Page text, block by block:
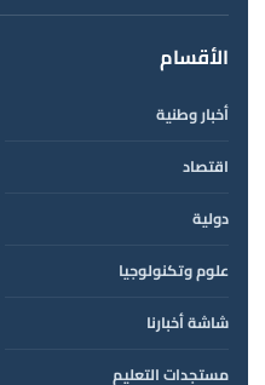
الأقسام
أخبار وطنية
اقتصاد
دولية
علوم وتكنولوجيا
شاشة أخبارنا
مستجدات التعليم